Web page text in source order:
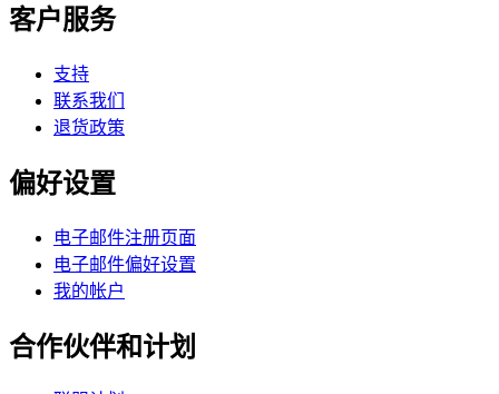
客户服务
支持
联系我们
退货政策
偏好设置
电子邮件注册页面
电子邮件偏好设置
我的帐户
合作伙伴和计划